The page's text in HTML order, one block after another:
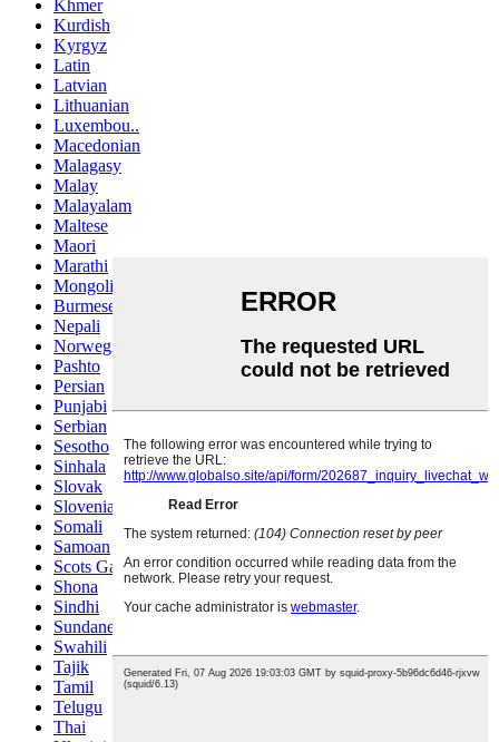
Khmer
Kurdish
Kyrgyz
Latin
Latvian
Lithuanian
Luxembou..
Macedonian
Malagasy
Malay
Malayalam
Maltese
Maori
Marathi
Mongolian
Burmese
Nepali
Norwegian
Pashto
Persian
Punjabi
Serbian
Sesotho
Sinhala
Slovak
Slovenian
Somali
Samoan
Scots Gaelic
Shona
Sindhi
Sundanese
Swahili
Tajik
Tamil
Telugu
Thai